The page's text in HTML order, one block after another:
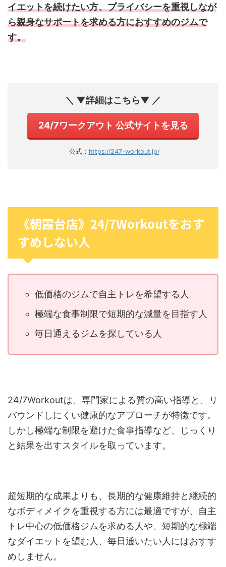
イエットを続けたい方、プライバシーを重視しなが
ら親身なサポートを求める方におすすめのジムで
す。
＼ ▼詳細はこちら▼ ／
24/7ワークアウト 公式サイトを見る
公式： https://247-workout.jp/
《朝霞台店》24/7Workoutをおす
すめしない人
低価格のジムで自主トレを希望する人
極端な食事制限で短期的な減量を目指す人
毎日通えるジムを探している人
24/7Workoutは、専門家による質の高い指導と、リ
バウンドしにくい健康的なアプローチが特徴です。
しかし極端な制限を避けた食事指導など、じっくり
と結果を出すスタイルを取っています。
超短期的な成果よりも、長期的な健康維持と継続的
なボディメイクを重視する方には最適ですが、自主
トレ中心の低価格ジムを求める人や、短期的な極端
なダイエットを望む人、毎日通いたい人にはおすす
めしません。